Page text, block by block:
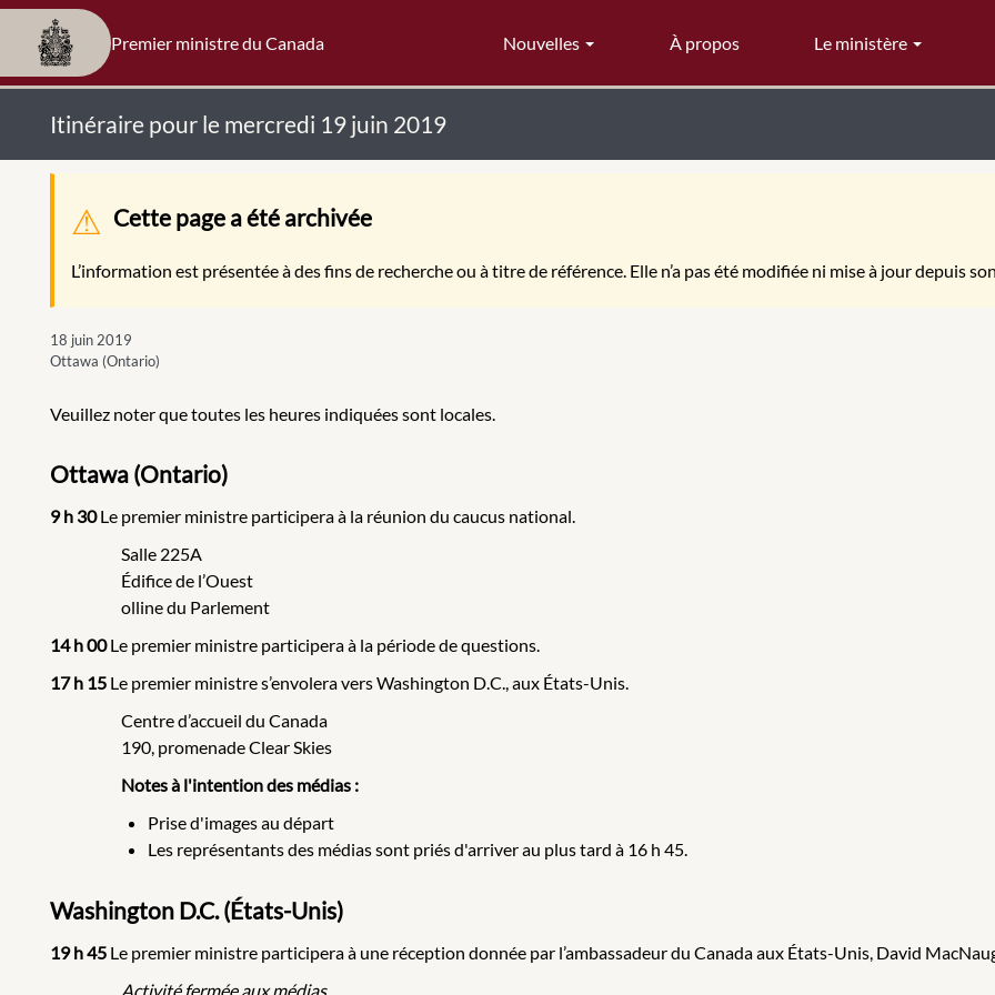
Premier ministre du Canada Nouvelles À propos Le ministère
Itinéraire pour le mercredi 19 juin 2019
Message d'avertissement
Cette page a été archivée
L’information est présentée à des fins de recherche ou à titre de référence. Elle n’a pas été modifiée ni mise à jour depuis
18 juin 2019
Ottawa (Ontario)
Veuillez noter que toutes les heures indiquées sont locales.
Ottawa (Ontario)
9 h 30Le premier ministre participera à la réunion du caucus national.
Salle 225A
Édifice de l’Ouest
olline du Parlement
14 h 00Le premier ministre participera à la période de questions.
17 h 15 Le premier ministre s’envolera versWashington D.C., aux États-Unis.
Centre d’accueil du Canada
190, promenade Clear Skies
Notes à l'intention des médias :
Prise d'images au départ
Les représentants des médias sont priés d'arriver au plus tard à 16 h 45.
Washington D.C. (États-Unis)
19 h 45 Le premier ministre participera à une réception donnée par l’ambassadeur du Canada aux États-Unis, David
Activité fermée aux médias.